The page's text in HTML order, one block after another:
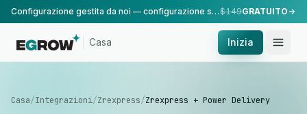
Configurazione gestita da noi — configurazione standard, eseguita dal nostro team.$149GRATUITO
Casa Inizia
Casa/Integrazioni/Zrexpress/Zrexpress + Power Delivery